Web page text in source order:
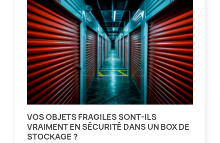
VOS OBJETS FRAGILES SONT-ILS
VRAIMENT EN SÉCURITÉ DANS UN BOX DE
STOCKAGE ?